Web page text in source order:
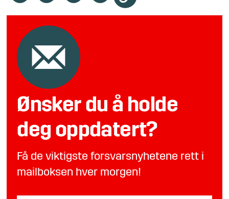
Ønsker du å holde
deg oppdatert?
Få de viktigste forsvarsnyhetene rett i
mailboksen hver morgen!